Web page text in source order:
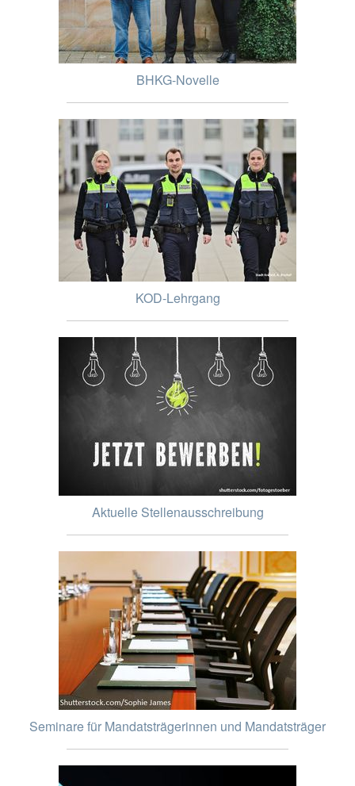
BHKG-Novelle
KOD-Lehrgang
Aktuelle Stellenausschreibung
Seminare für Mandatsträgerinnen und Mandatsträger